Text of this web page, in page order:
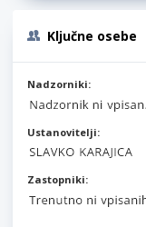
Ključne osebe
Nadzorniki:
Ustanovitelji:
Zastopniki: